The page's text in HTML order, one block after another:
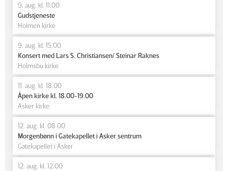
9. aug. kl. 11.00
Gudstjeneste
Holmen kirke
9. aug. kl. 15.00
Konsert med Lars S. Christiansen/ Steinar Raknes
Holmsbu kirke
11. aug. kl. 18.00
Åpen kirke kl. 18.00-19.00
Asker kirke
12. aug. kl. 08.00
Morgenbønn i Gatekapellet i Asker sentrum
Gatekapellet i Asker
12. aug. kl. 12.00